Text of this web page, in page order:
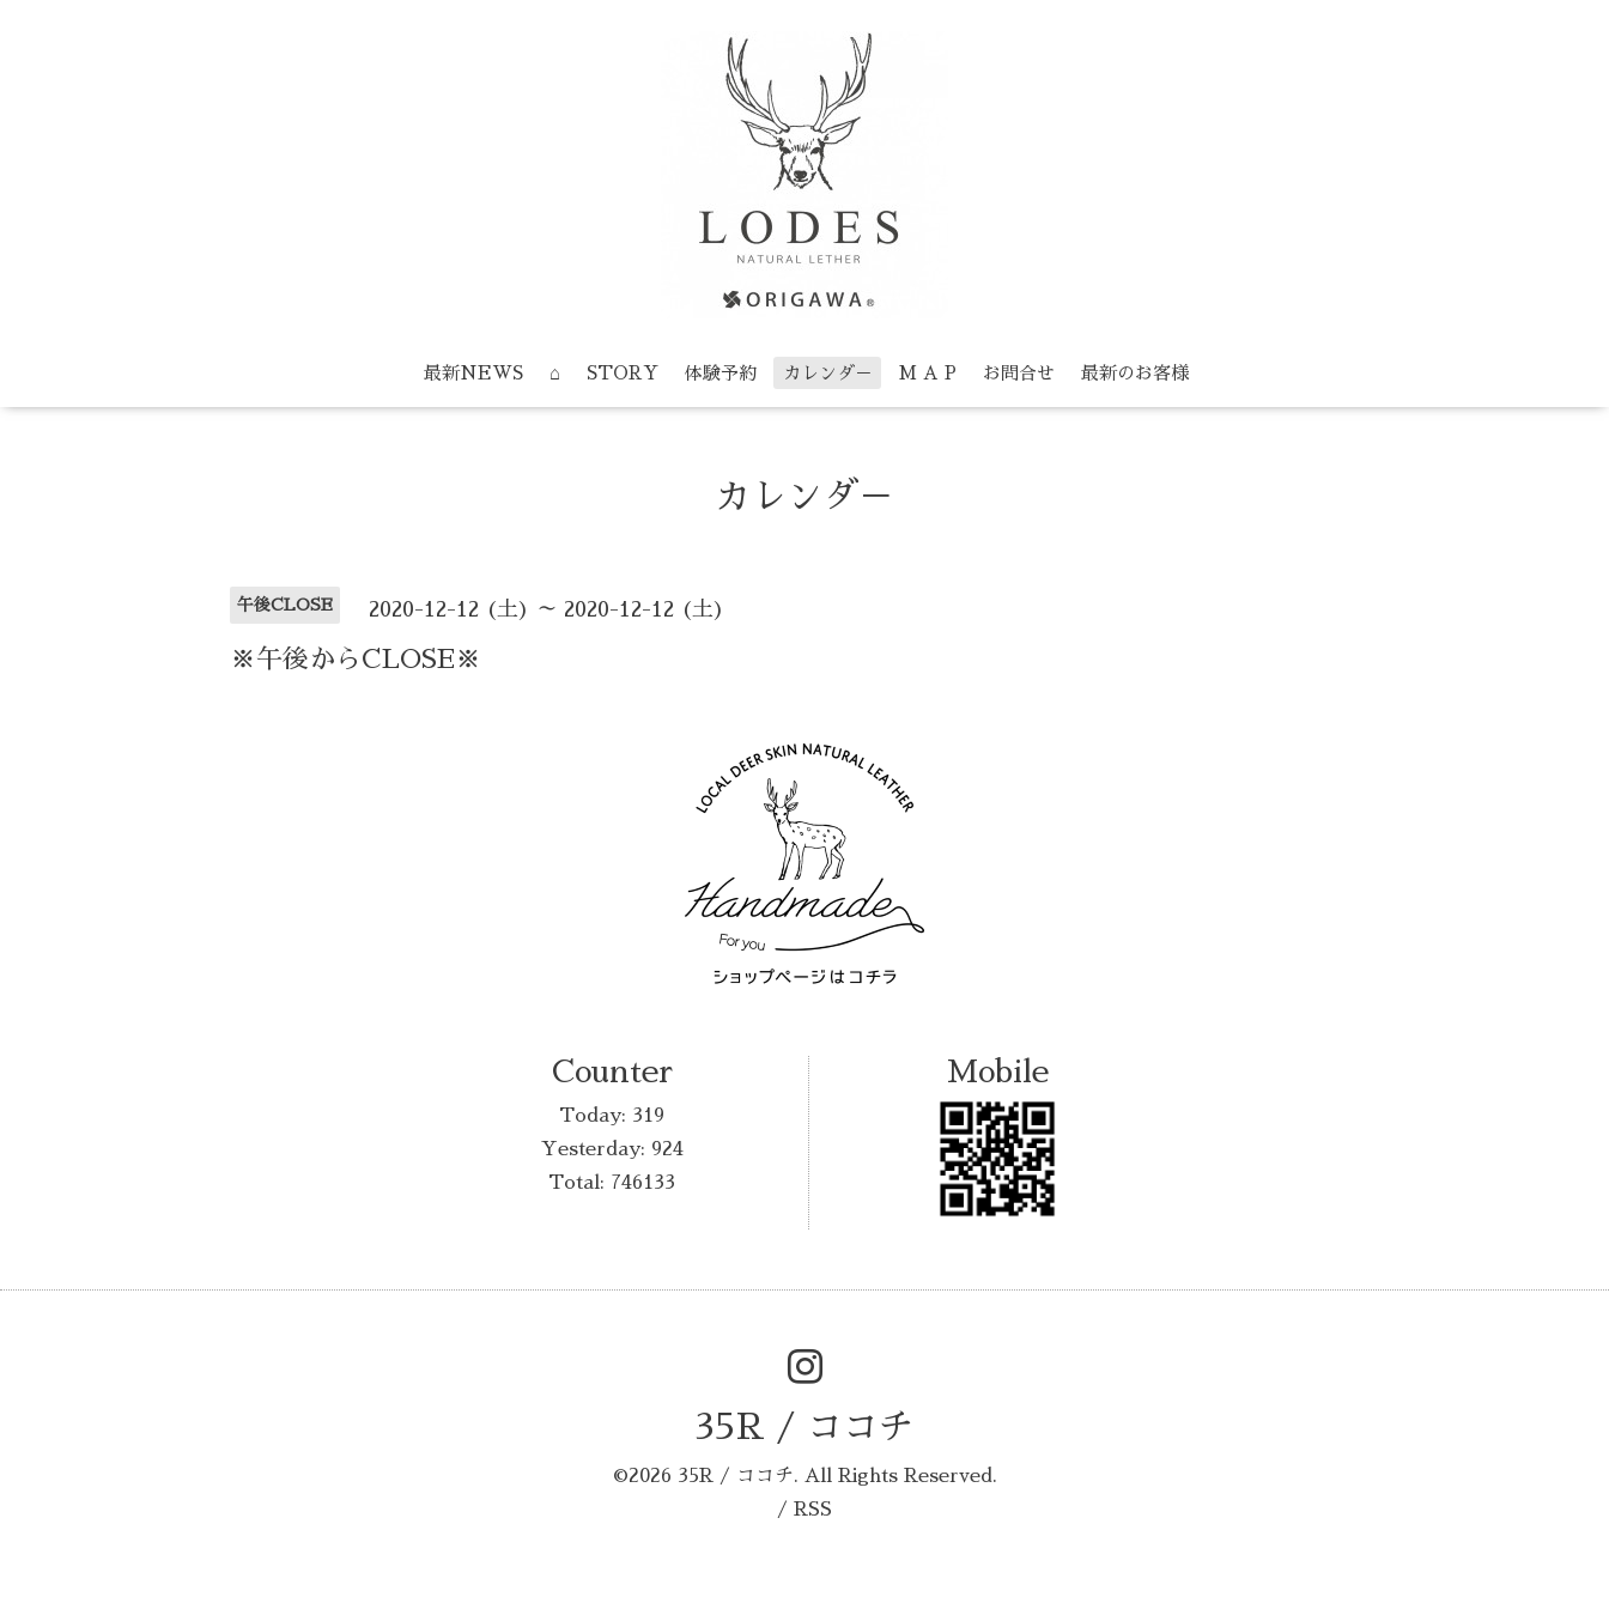
最新NEWS ⌂ STORY 体験予約 カレンダ－ M A P お問合せ 最新のお客様
カレンダ－
午後CLOSE 2020-12-12 (土) ～ 2020-12-12 (土)
※午後からCLOSE※
Counter
Today: 319
Yesterday: 924
Total: 746133
Mobile
35R / ココチ
©2026 35R / ココチ. All Rights Reserved.
/ RSS